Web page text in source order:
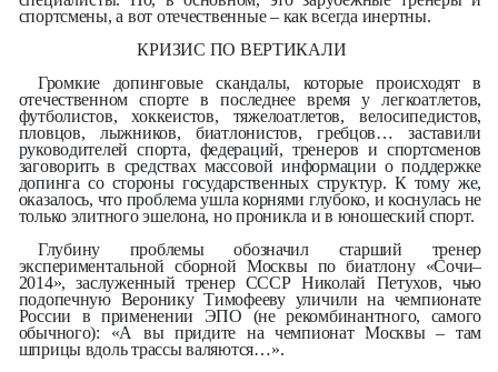
спортсмены, а вот отечественные – как всегда инертны.
КРИЗИС ПО ВЕРТИКАЛИ
Громкие допинговые скандалы, которые происходят в
отечественном спорте в последнее время у легкоатлетов,
футболистов, хоккеистов, тяжелоатлетов, велосипедистов,
пловцов, лыжников, биатлонистов, гребцов… заставили
руководителей спорта, федераций, тренеров и спортсменов
заговорить в средствах массовой информации о поддержке
допинга со стороны государственных структур. К тому же,
оказалось, что проблема ушла корнями глубоко, и коснулась не
только элитного эшелона, но проникла и в юношеский спорт.
Глубину проблемы обозначил старший тренер
экспериментальной сборной Москвы по биатлону «Сочи–
2014», заслуженный тренер СССР Николай Петухов, чью
подопечную Веронику Тимофееву уличили на чемпионате
России в применении ЭПО (не рекомбинантного, самого
обычного): «А вы придите на чемпионат Москвы – там
шприцы вдоль трассы валяются…».